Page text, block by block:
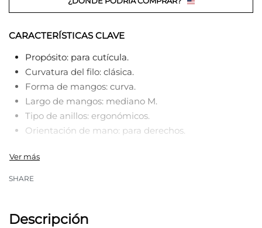
CARACTERÍSTICAS CLAVE
Propósito: para cutícula.
Curvatura del filo: clásica.
Forma de mangos: curva.
Largo de mangos: mediano M.
Tipo de anillos: ergonómicos.
Orientación de mano: para derechos.
SHARE
Descripción